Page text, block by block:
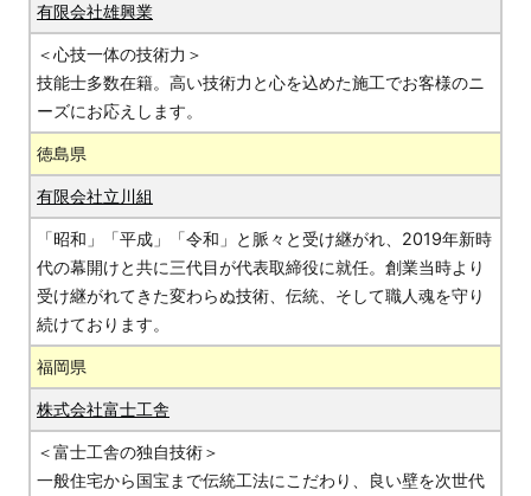
有限会社雄興業
＜心技一体の技術力＞
技能士多数在籍。高い技術力と心を込めた施工でお客様のニ
ーズにお応えします。
徳島県
有限会社立川組
「昭和」「平成」「令和」と脈々と受け継がれ、2019年新時
代の幕開けと共に三代目が代表取締役に就任。創業当時より
受け継がれてきた変わらぬ技術、伝統、そして職人魂を守り
続けております。
福岡県
株式会社富士工舎
＜富士工舎の独自技術＞
一般住宅から国宝まで伝統工法にこだわり、良い壁を次世代